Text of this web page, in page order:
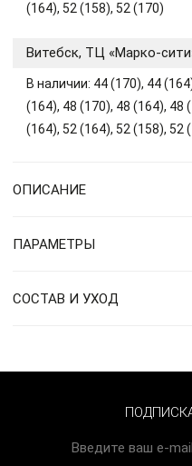
(164), 52 (158), 52 (170)
Витебск, ТЦ «Марко-
В наличии: 44 (170), 44
(164), 48 (170), 48 (164), 48
(164), 52 (164), 52 (158), 52
ОПИСАНИЕ
ПАРАМЕТРЫ
СОСТАВ И УХОД